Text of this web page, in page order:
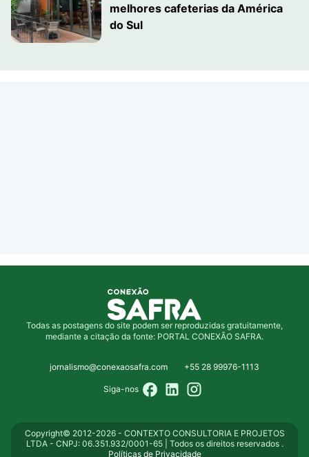
melhores cafeterias da América
do Sul
Todas as postagens do site podem ser reproduzidas gratuitamente,
mediante a citação da fonte: PORTAL CONEXÃO SAFRA.
jornalismo@conexaosafra.com +55 28 99976-1113
Siga-nos
Copyright© 2012-2026 - CONTEXTO CONSULTORIA E PROJETOS
LTDA - CNPJ: 06.351.932/0001-65 | Todos os direitos reservados .
Políticas de Privacidade